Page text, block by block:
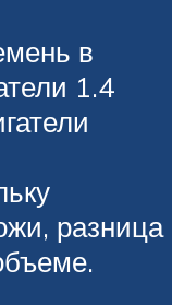
в
1.4
разница